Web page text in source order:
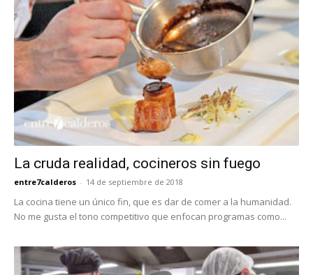
La cruda realidad, cocineros sin fuego
entre7calderos - 14 de septiembre de 2018
La cocina tiene un único fin, que es dar de comer a la humanidad.
No me gusta el tono competitivo que enfocan programas como...